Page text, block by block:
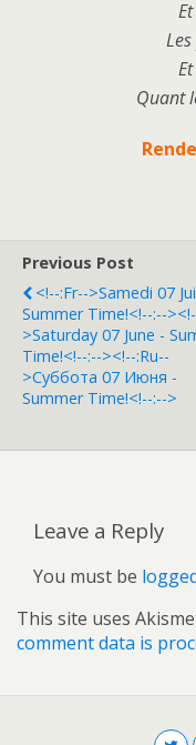
Quant
Previous Post
<!--:fr-->Samedi 07
Summer Time!<!--:--
>Saturday 07 June -
Time!<!--:--><!--:ru--
>Суббота 07 Июня -
Summer Time!<!--:-->
Leave a Reply
You must be
This site uses
comment data is